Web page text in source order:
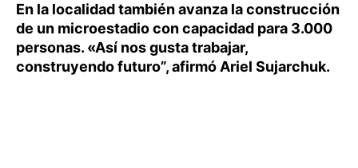
En la localidad también avanza la construcción
de un microestadio con capacidad para 3.000
personas. «Así nos gusta trabajar,
construyendo futuro”, afirmó Ariel Sujarchuk.